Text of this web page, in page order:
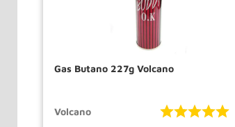
Gas Butano 227g Volcano
Volcano